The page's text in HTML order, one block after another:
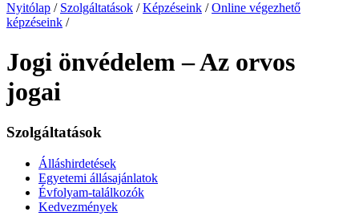
Nyitólap / Szolgáltatások / Képzéseink / Online végezhető
képzéseink /
Jogi önvédelem – Az orvos
jogai
Szolgáltatások
Álláshirdetések
Egyetemi állásajánlatok
Évfolyam-találkozók
Kedvezmények